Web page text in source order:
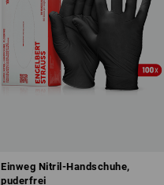
Einweg Nitril-Handschuhe,
puderfrei